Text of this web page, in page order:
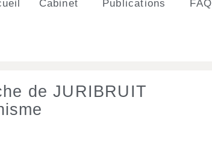
Cabinet Publications FAQ
de JURIBRUIT